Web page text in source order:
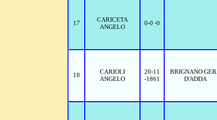
17
CARICETA
ANGELO
0-0 -0
18
CARIOLI
ANGELO
20-11
-1861
BRIGNANO
D'ADDA